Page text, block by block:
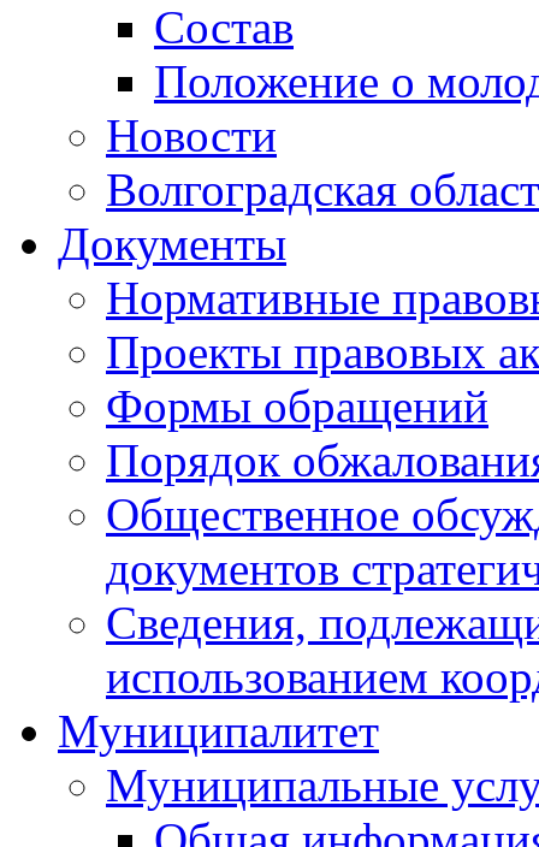
Состав
Положение о
Новости
Волгоградская
Документы
Нормативные
Проекты правовых
Формы обращений
Порядок
Общественное
документов
Сведения,
использованием
Муниципалитет
Муниципальные